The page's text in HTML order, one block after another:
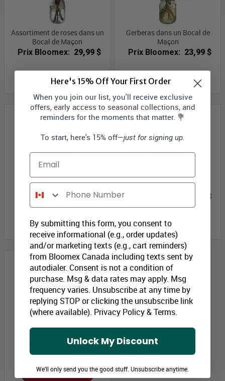
Assortiment de roses dans un
Bocal de Maçon
Prix Bloomex: 29,99 $
MAGASINEZ
Gerberas dans un Bocal de
Maçon
Prix Bloomex: 23,99 $
MAGASINEZ
Harmonie Kalanchoe
Prix Bloomex: 29,99 $
MAGASINEZ
Tonnerre Tropiques
21,99 $
MAGASINEZ
3 Lys Assortis en Soliflore
Prix Bloomex: 24,99 $
MAGASINEZ
Here's 15% Off Your First Order
When you join our list, you'll receive exclusive
offers, early access to seasonal collections, and
reminders for the moments that matter. 💐
To start, here's 15% off—just for signing up.
Email
Phone Number
By submitting this form, you consent to
receive informational (e.g., order updates)
and/or marketing texts (e.g., cart reminders)
from Bloomex Canada including texts sent by
autodialer. Consent is not a condition of
purchase. Msg & data rates may apply. Msg
frequency varies. Unsubscribe at any time by
replying STOP or clicking the unsubscribe link
(where available). Privacy Policy&Terms.
Unlock My Discount
We'll only send you the good stuff. Unsubscribe anytime.